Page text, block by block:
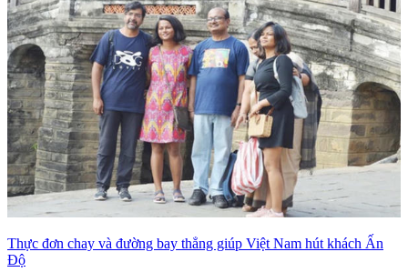
Thực đơn chay và đường bay thẳng giúp Việt Nam hút khách Ấn
Độ